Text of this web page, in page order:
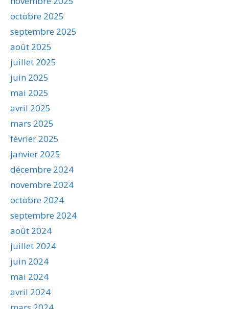
octobre 2025
septembre 2025
août 2025
juillet 2025
juin 2025
mai 2025
avril 2025
mars 2025
février 2025
janvier 2025
décembre 2024
novembre 2024
octobre 2024
septembre 2024
août 2024
juillet 2024
juin 2024
mai 2024
avril 2024